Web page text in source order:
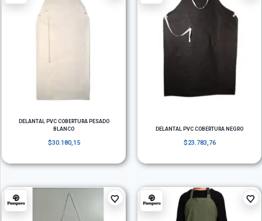
DELANTAL PVC COBERTURA PESADO
BLANCO
$30.180,15
DELANTAL PVC COBERTURA NEGRO
$23.783,76